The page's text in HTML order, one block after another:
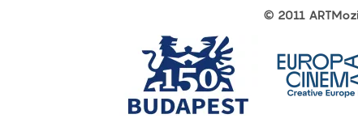
other
© 2011 ARTMozi